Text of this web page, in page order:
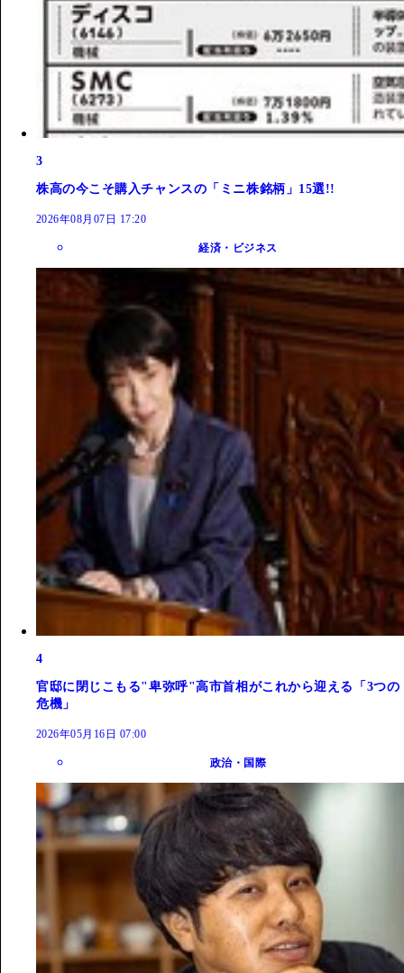
3
株高の今こそ購入チャンスの「ミニ株銘柄」15選!!
2026年08月07日 17:20
経済・ビジネス
4
官邸に閉じこもる"卑弥呼"高市首相がこれから迎える「3つの
危機」
2026年05月16日 07:00
政治・国際